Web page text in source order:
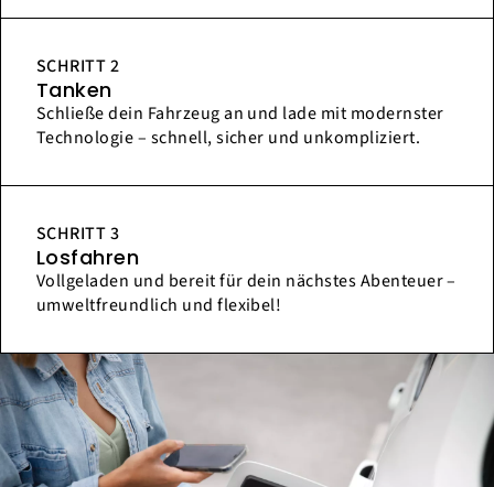
SCHRITT 2
Tanken
Schließe dein Fahrzeug an und lade mit modernster
Technologie – schnell, sicher und unkompliziert.
SCHRITT 3
Losfahren
Vollgeladen und bereit für dein nächstes Abenteuer –
umweltfreundlich und flexibel!